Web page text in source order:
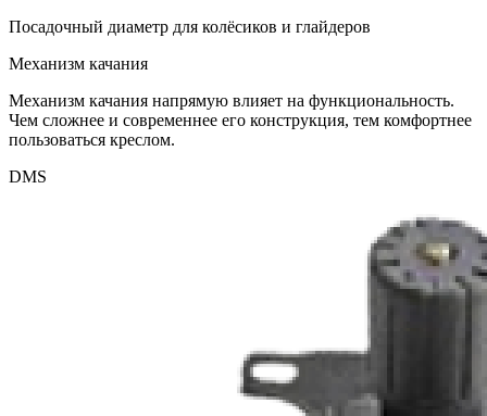
Посадочный диаметр для колёсиков и глайдеров
Механизм качания
Механизм качания напрямую влияет на функциональность.
Чем сложнее и современнее его конструкция, тем комфортнее
пользоваться креслом.
DMS